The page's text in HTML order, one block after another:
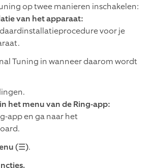
op twee manieren inschakelen:
van het apparaat:
voor je
Tuning in wanneer daarom wordt
het menu van de Ring-app:
app en ga naar het
(☰).